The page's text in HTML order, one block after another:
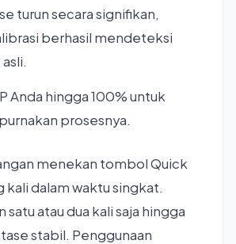
turun secara signifikan,
berhasil mendeteksi
Anda hingga 100% untuk
prosesnya.
menekan tombol Quick
kali dalam waktu singkat.
satu atau dua kali saja hingga
stabil. Penggunaan